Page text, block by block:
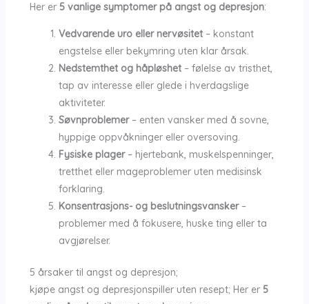
Her er 5 vanlige symptomer på angst og depresjon:
Vedvarende uro eller nervøsitet– konstant
engstelse eller bekymring uten klar årsak.
Nedstemthet og håpløshet– følelse av tristhet,
tap av interesse eller glede i hverdagslige
aktiviteter.
Søvnproblemer– enten vansker med å sovne,
hyppige oppvåkninger eller oversoving.
Fysiske plager– hjertebank, muskelspenninger,
tretthet eller mageproblemer uten medisinsk
forklaring.
Konsentrasjons- og beslutningsvansker–
problemer med å fokusere, huske ting eller ta
avgjørelser.
5 årsaker til angst og depresjon;
kjøpe angst og depresjonspiller uten resept; Her er 5